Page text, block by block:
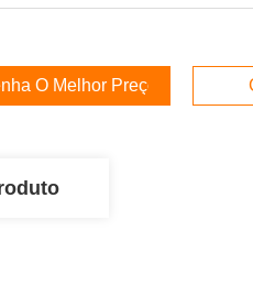
O Melhor Preço